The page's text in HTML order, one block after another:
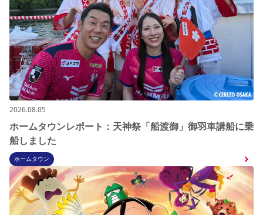
2026.08.05
ホームタウンレポート：天神祭「船渡御」御羽車講船に乗
船しました
ホームタウン